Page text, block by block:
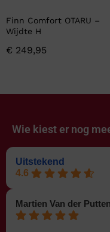
Finn Comfort OTARU –
Wijdte H
€ 249,95
Wie kiest er nog
Uitstekend
4.6
Martien Van der Putten